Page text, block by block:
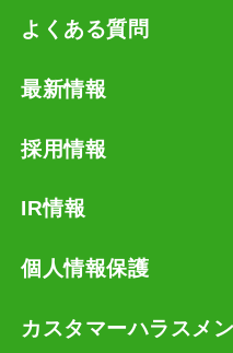
よくある質問
最新情報
採用情報
IR情報
個人情報保護
カスタマーハラスメ